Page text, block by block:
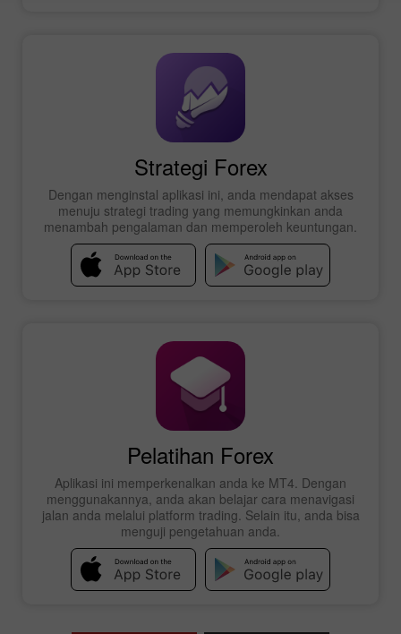
Strategi Forex
Dengan menginstal aplikasi ini, anda mendapat akses
menuju strategi trading yang memungkinkan anda
menambah pengalaman dan memperoleh keuntungan.
Pelatihan Forex
Aplikasi ini memperkenalkan anda ke MT4. Dengan
menggunakannya, anda akan belajar cara menavigasi
jalan anda melalui platform trading. Selain itu, anda bisa
menguji pengetahuan anda.